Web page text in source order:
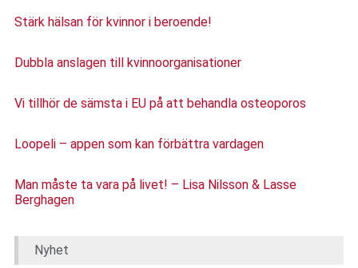
Stärk hälsan för kvinnor i beroende!
Dubbla anslagen till kvinnoorganisationer
Vi tillhör de sämsta i EU på att behandla osteoporos
Loopeli – appen som kan förbättra vardagen
Man måste ta vara på livet! – Lisa Nilsson & Lasse
Berghagen
Nyhet